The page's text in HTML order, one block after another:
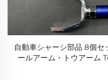
自動車シャーシ部品 8個セ
ールアーム・トウアーム